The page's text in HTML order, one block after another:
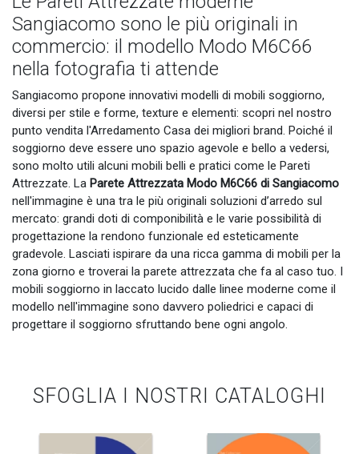
Sangiacomo sono le più originali in
commercio: il modello Modo M6C66
nella fotografia ti attende
Sangiacomo propone innovativi modelli di mobili soggiorno,
diversi per stile e forme, texture e elementi: scopri nel nostro
punto vendita l'Arredamento Casa dei migliori brand. Poiché il
soggiorno deve essere uno spazio agevole e bello a vedersi,
sono molto utili alcuni mobili belli e pratici come le Pareti
Attrezzate. La Parete Attrezzata Modo M6C66 di Sangiacomo
nell'immagine è una tra le più originali soluzioni d’arredo sul
mercato: grandi doti di componibilità e le varie possibilità di
progettazione la rendono funzionale ed esteticamente
gradevole. Lasciati ispirare da una ricca gamma di mobili per la
zona giorno e troverai la parete attrezzata che fa al caso tuo. I
mobili soggiorno in laccato lucido dalle linee moderne come il
modello nell'immagine sono davvero poliedrici e capaci di
progettare il soggiorno sfruttando bene ogni angolo.
SFOGLIA I NOSTRI CATALOGHI